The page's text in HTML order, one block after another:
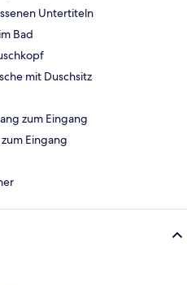
Untertiteln
Bad
mit Duschsitz
zum Eingang
Eingang